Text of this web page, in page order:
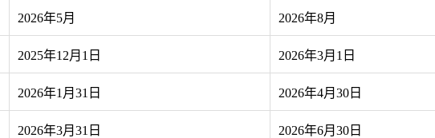
2026年5月 2026年8月
2025年12月1日 2026年3月1日
2026年1月31日 2026年4月30日
2026年3月31日 2026年6月30日